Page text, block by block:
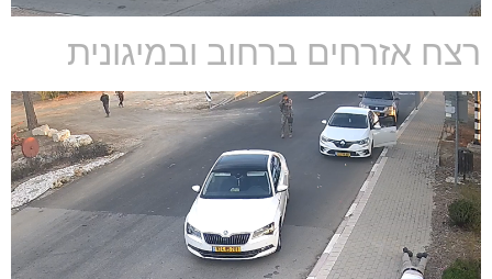
רצח אזרחים ברחוב ובמיגונית